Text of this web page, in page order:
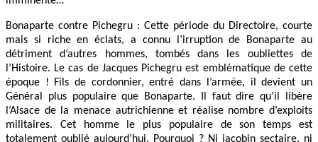
Bonaparte contre Pichegru : Cette période du Directoire, courte
mais si riche en éclats, a connu l’irruption de Bonaparte au
détriment d’autres hommes, tombés dans les oubliettes de
l’Histoire. Le cas de Jacques Pichegru est emblématique de cette
époque ! Fils de cordonnier, entré dans l’armée, il devient un
Général plus populaire que Bonaparte. Il faut dire qu’il libère
l’Alsace de la menace autrichienne et réalise nombre d’exploits
militaires. Cet homme le plus populaire de son temps est
totalement oublié aujourd’hui. Pourquoi ? Ni jacobin sectaire, ni